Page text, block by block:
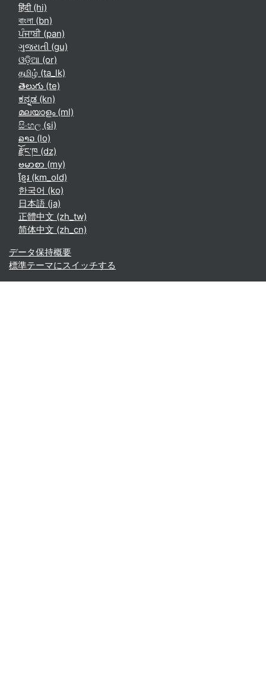
हिंदी ‎(hi)‎
বাংলা ‎(bn)‎
ਪੰਜਾਬੀ ‎(pan)‎
ગુજરાતી ‎(gu)‎
ଓଡ଼ିଆ ‎(or)‎
தமிழ் ‎(ta_lk)‎
తెలుగు ‎(te)‎
ಕನ್ನಡ ‎(kn)‎
മലയാളം ‎(ml)‎
සිංහල ‎(si)‎
ລາວ ‎(lo)‎
རྫོང་ཁ ‎(dz)‎
ဗမာစာ ‎(my)‎
ខ្មែរ ‎(km_old)‎
한국어 ‎(ko)‎
日本語 ‎(ja)‎
正體中文 ‎(zh_tw)‎
简体中文 ‎(zh_cn)‎
データ保持概要
標準テーマにスイッチする